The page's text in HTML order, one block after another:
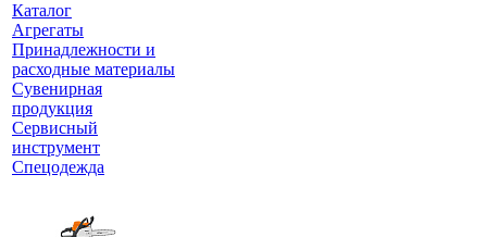
Каталог
Агрегаты
Принадлежности и
расходные материалы
Сувенирная
продукция
Сервисный
инструмент
Спецодежда